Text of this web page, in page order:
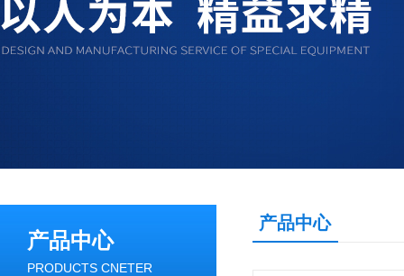
产品中心
PRODUCTS CNETER
产品中心